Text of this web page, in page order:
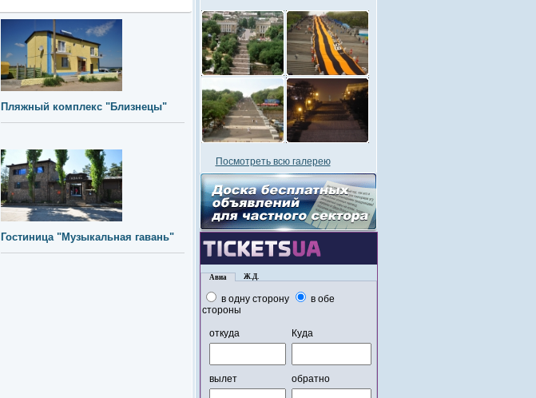
Посмотреть всю галерею
Пляжный комплекс "Близнецы"
Гостиница "Музыкальная гавань"